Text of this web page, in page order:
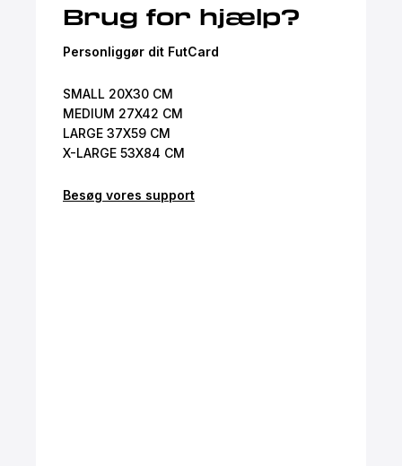
Brug for hjælp?
Personliggør dit FutCard
SMALL 20X30 CM
MEDIUM 27X42 CM
LARGE 37X59 CM
X-LARGE 53X84 CM
Besøg vores support